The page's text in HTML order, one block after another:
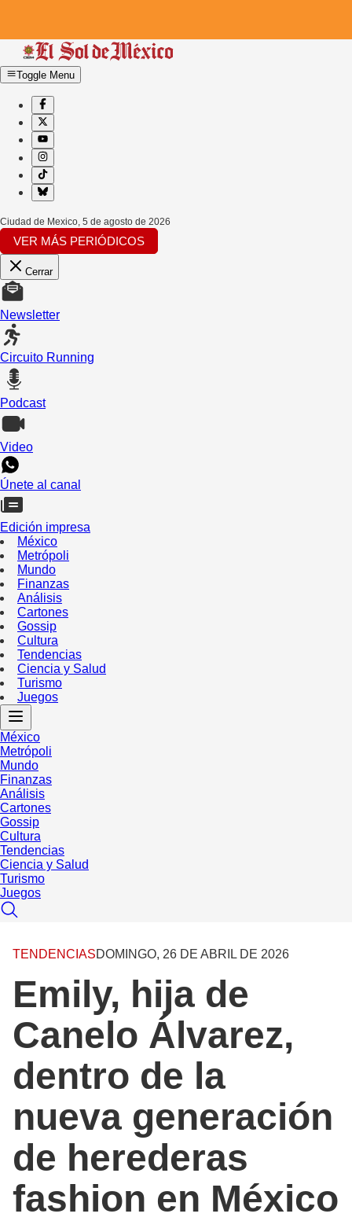
Toggle Menu
Ciudad de Mexico, 5 de agosto de 2026
VER MÁS PERIÓDICOS
Cerrar
Newsletter
Circuito Running
Podcast
Video
Únete al canal
Edición impresa
México
Metrópoli
Mundo
Finanzas
Análisis
Cartones
Gossip
Cultura
Tendencias
Ciencia y Salud
Turismo
Juegos
México
Metrópoli
Mundo
Finanzas
Análisis
Cartones
Gossip
Cultura
Tendencias
Ciencia y Salud
Turismo
Juegos
TENDENCIASDOMINGO, 26 DE ABRIL DE 2026
Emily, hija de
Canelo Álvarez,
dentro de la
nueva generación
de herederas
fashion en México